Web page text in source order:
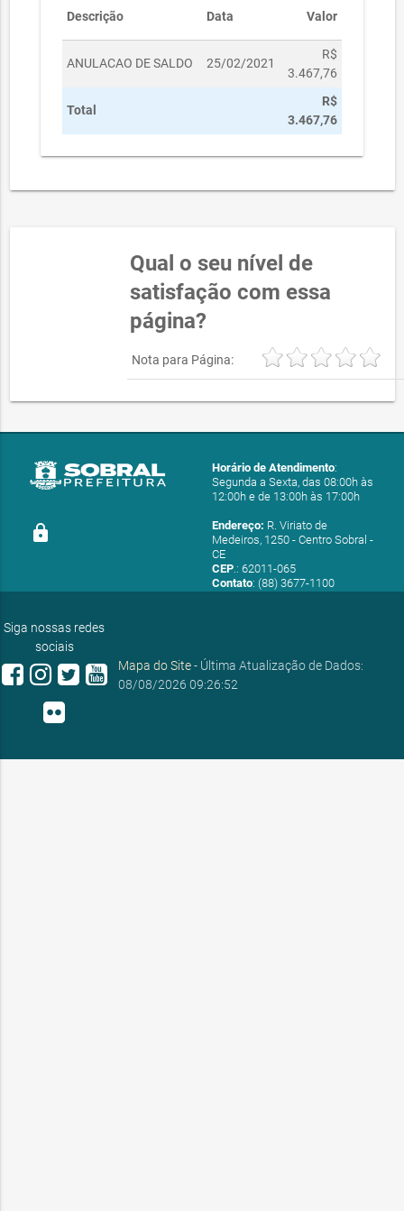
Descrição Data Valor
ANULACAO DE SALDO 25/02/2021
R$
3.467,76
Total
R$
3.467,76
Qual o seu nível de
satisfação com essa
página?
Nota para Página:
lock
Horário de Atendimento:
Segunda a Sexta, das 08:00h às
12:00h e de 13:00h às 17:00h
Endereço: R. Viriato de
Medeiros, 1250 - Centro Sobral -
CE
CEP.: 62011-065
Contato: (88) 3677-1100
Siga nossas redes
sociais
Mapa do Site- Última Atualização de Dados:
08/08/2026 09:26:52